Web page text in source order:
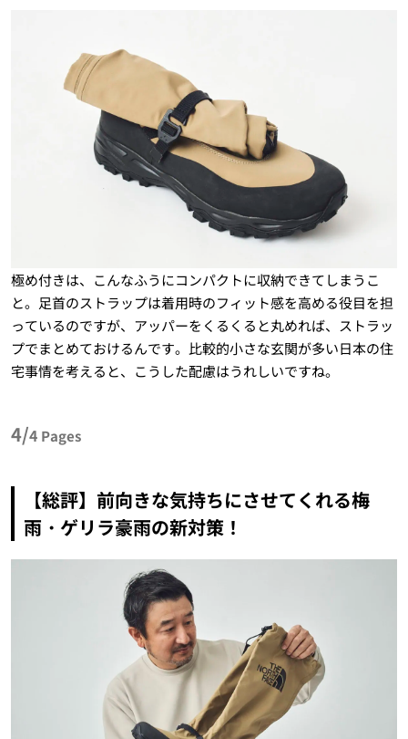
極め付きは、こんなふうにコンパクトに収納できてしまうこ
と。足首のストラップは着用時のフィット感を高める役目を担
っているのですが、アッパーをくるくると丸めれば、ストラッ
プでまとめておけるんです。比較的小さな玄関が多い日本の住
宅事情を考えると、こうした配慮はうれしいですね。
4/4 Pages
【総評】前向きな気持ちにさせてくれる梅
雨・ゲリラ豪雨の新対策！